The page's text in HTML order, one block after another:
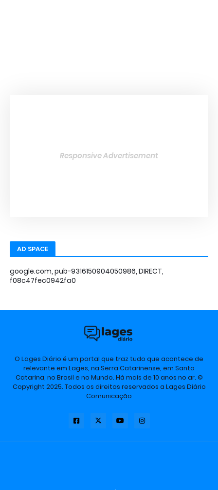
Responsive Advertisement
AD SPACE
google.com, pub-9316150904050986, DIRECT,
f08c47fec0942fa0
O Lages Diário é um portal que traz tudo que acontece de
relevante em Lages, na Serra Catarinense, em Santa
Catarina, no Brasil e no Mundo. Há mais de 10 anos no ar. ©
Copyright 2025. Todos os direitos reservados a Lages Diário
Comunicação